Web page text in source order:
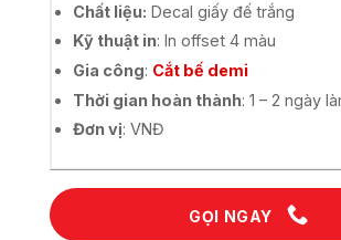
Chất liệu: Decal giấy đế trắng
Kỹ thuật in: In offset 4 màu
Gia công: Cắt bế demi
Thời gian hoàn thành: 1 – 2 ngày
Đơn vị: VNĐ
GỌI NGAY